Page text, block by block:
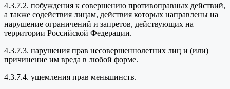
4.3.7.2. побуждения к совершению противоправных действий,
а также содействия лицам, действия которых направлены на
нарушение ограничений и запретов, действующих на
территории Российской Федерации.
4.3.7.3. нарушения прав несовершеннолетних лиц и (или)
причинение им вреда в любой форме.
4.3.7.4. ущемления прав меньшинств.